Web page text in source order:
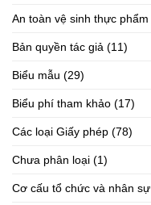
An toàn vệ sinh thực phẩm
Bản quyền tác giả (11)
Biểu mẫu (29)
Biểu phí tham khảo (17)
Các loại Giấy phép (78)
Chưa phân loại (1)
Cơ cấu tổ chức và nhân sự